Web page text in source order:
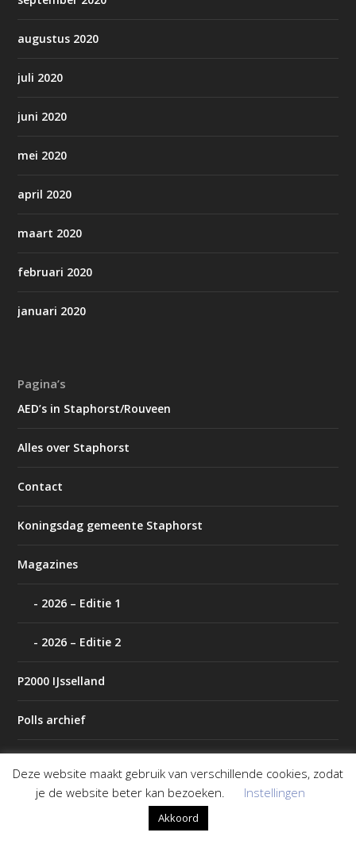
augustus 2020
juli 2020
juni 2020
mei 2020
april 2020
maart 2020
februari 2020
januari 2020
Pagina’s
AED’s in Staphorst/Rouveen
Alles over Staphorst
Contact
Koningsdag gemeente Staphorst
Magazines
2026 – Editie 1
2026 – Editie 2
P2000 IJsselland
Polls archief
Weer
Deze website maakt gebruik van verschillende cookies, zodat
je de website beter kan bezoeken.
Instellingen
Akkoord